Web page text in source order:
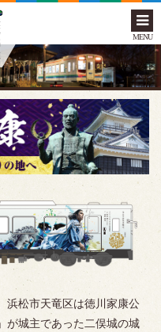
MENU
浜松市天竜区は徳川家康公
が城主であった二俣城の城